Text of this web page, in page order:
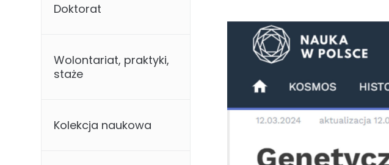
Doktorat
Wolontariat, praktyki,
staże
Kolekcja naukowa